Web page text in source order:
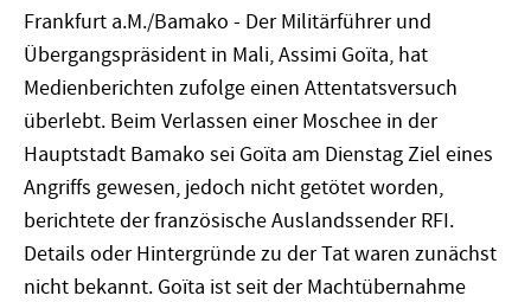
Frankfurt a.M./Bamako - Der Militärführer und
Übergangspräsident in Mali, Assimi Goïta, hat
Medienberichten zufolge einen Attentatsversuch
überlebt. Beim Verlassen einer Moschee in der
Hauptstadt Bamako sei Goïta am Dienstag Ziel eines
Angriffs gewesen, jedoch nicht getötet worden,
berichtete der französische Auslandssender RFI.
Details oder Hintergründe zu der Tat waren zunächst
nicht bekannt. Goïta ist seit der Machtübernahme